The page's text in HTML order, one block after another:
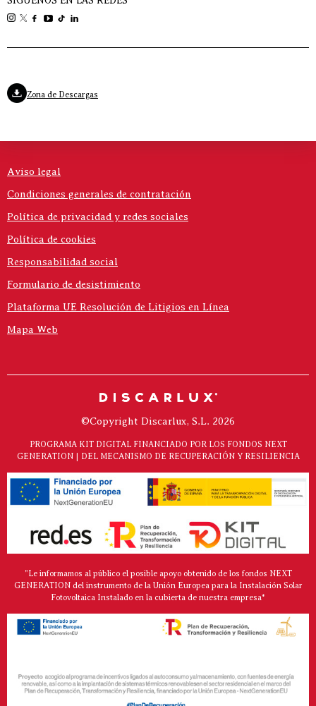
Zona de Descargas
Aviso legal
Condiciones generales de contratación
Política de privacidad y redes sociales
Política de cookies
Responsabilidad social
Formulario de desistimiento
Plataforma UE Resolución de Litigios en Línea
Mapa Web
©Copyright Discarlux, S.L. 2026
PROGRAMA KIT DIGITAL FINANCIADO POR LOS FONDOS NEXT
GENERATION | DEL MECANISMO DE RECUPERACIÓN Y RESILIENCIA
"Le informamos al público el posible apoyo obtenido de los fondos NEXT
GENERATION del instrumento de la Unión Europea para la Instalación Solar
Fotovoltaica Instalado en la cubierta de nuestra empresa*